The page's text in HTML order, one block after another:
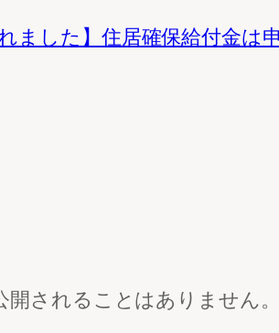
ました】住居確保給付金
されることはありません。